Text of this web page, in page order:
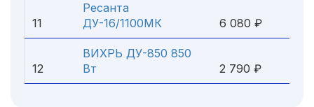
11
Ресанта
ДУ-16/1100МК
6 080 ₽
12
ВИХРЬ ДУ-850 850
Вт
2 790 ₽